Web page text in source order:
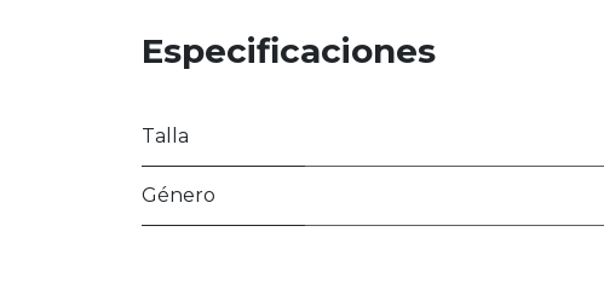
Especificaciones
Talla
Género